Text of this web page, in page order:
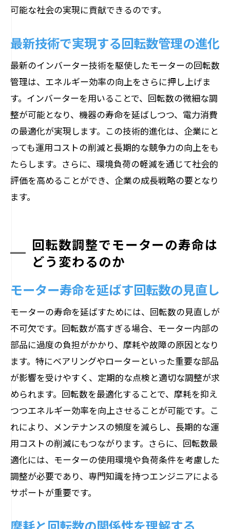
可能な社会の実現に貢献できるのです。
最新技術で実現する回転数管理の進化
最新のインバーター技術を駆使したモーターの回転数
管理は、エネルギー効率の向上をさらに押し上げま
す。インバーターを用いることで、回転数の微細な調
整が可能となり、機器の寿命を延ばしつつ、電力消費
の最適化が実現します。この技術的進化は、企業にと
っても運用コストの削減と長期的な競争力の向上をも
たらします。さらに、環境負荷の軽減を通じて社会的
評価を高めることができ、企業の成長戦略の要となり
ます。
回転数調整でモーターの寿命は
どう変わるのか
モーター寿命を延ばす回転数の見直し
モーターの寿命を延ばすためには、回転数の見直しが
不可欠です。回転数が高すぎる場合、モーター内部の
部品に過度の負担がかかり、摩耗や故障の原因となり
ます。特にベアリングやローターといった重要な部品
が影響を受けやすく、定期的な点検と適切な調整が求
められます。回転数を最適化することで、摩耗を抑え
つつエネルギー効率を向上させることが可能です。こ
れにより、メンテナンスの頻度を減らし、長期的な運
用コストの削減にもつながります。さらに、回転数最
適化には、モーターの使用環境や負荷条件を考慮した
調整が必要であり、専門知識を持つエンジニアによる
サポートが重要です。